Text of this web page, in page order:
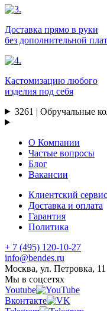
Доставка прямо в руки
без дополнительной
Кастомизацию любого
изделия под себя
3261 | Обручальные
О Компании
Частые вопросы
Блог
Вакансии
Клиентский сервис
Доставка и оплата
Гарантия
Политика
+ 7 (495) 120-10-27
info@bendes.ru
Москва, ул. Петровка, 11
Мы в соцсетях
Youtube
Вконтакте